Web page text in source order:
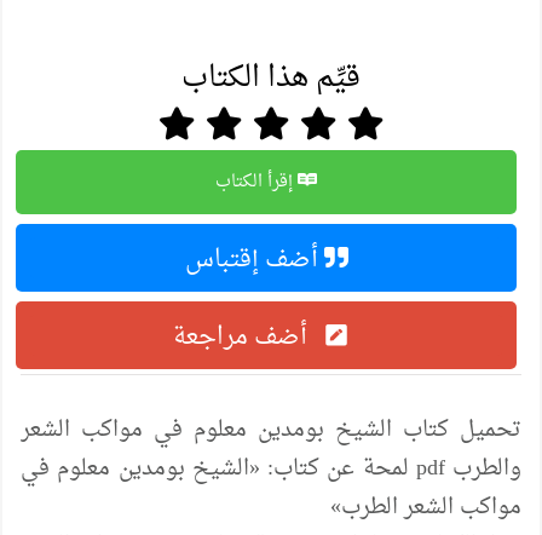
قيِّم هذا الكتاب
إقرأ الكتاب
أضف إقتباس
أضف مراجعة
تحميل كتاب الشيخ بومدين معلوم في مواكب الشعر
والطرب pdf لمحة عن كتاب: «الشيخ بومدين معلوم في
مواكب الشعر الطرب»